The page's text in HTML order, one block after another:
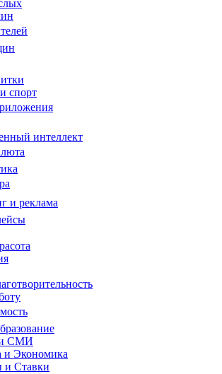
спорт
интеллект
и реклама
и СМИ
и Экономика
и Ставки